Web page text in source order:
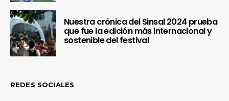
Nuestra crónica del Sinsal 2024 prueba
que fue la edición más internacional y
sostenible del festival
REDES SOCIALES